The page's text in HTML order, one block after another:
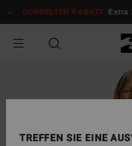
zur
springen
DOPPELTER RABATT Extra
TREFFEN SIE EINE